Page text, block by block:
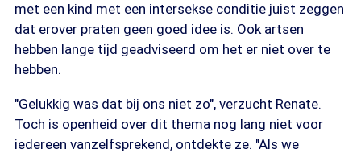
met een kind met een intersekse conditie juist zeggen
dat erover praten geen goed idee is. Ook artsen
hebben lange tijd geadviseerd om het er niet over te
hebben.
"Gelukkig was dat bij ons niet zo", verzucht Renate.
Toch is openheid over dit thema nog lang niet voor
iedereen vanzelfsprekend, ontdekte ze. "Als we